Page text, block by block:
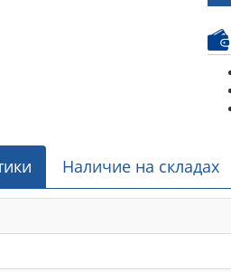
Наличие на складах